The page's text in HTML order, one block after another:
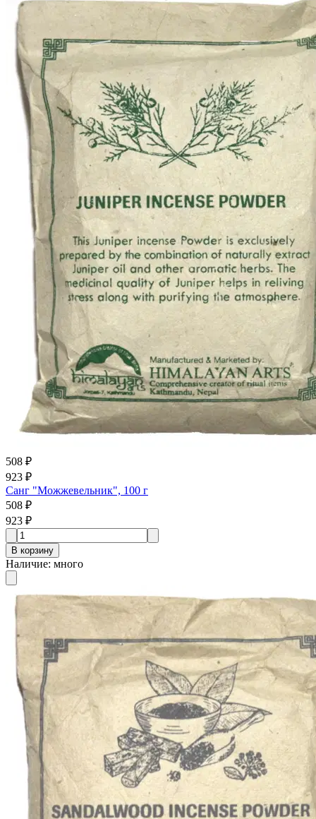
508 ₽
923 ₽
Санг "Можжевельник", 100 г
508 ₽
923 ₽
В корзину
Наличие: много